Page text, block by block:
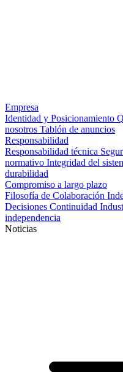
Empresa
Identidad y Posicionamiento
nosotros Tablón de anuncios
Responsabilidad
Responsabilidad técnica
normativo Integridad del
durabilidad
Compromiso a largo plazo
Filosofía de Colaboración
Decisiones Continuidad
independencia
Noticias